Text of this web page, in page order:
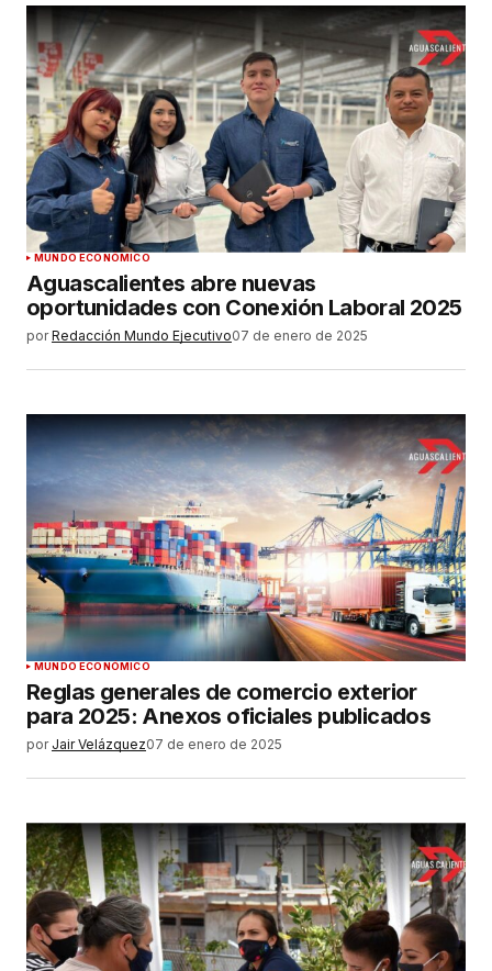
Su nombre *
Tu correo electrónico*
Guardar mi nombre, correo electrónico y sitio
web en este navegador para la próxima vez que
haga un comentario.
MUNDO ECONÓMICO
Aguascalientes abre nuevas
oportunidades con Conexión Laboral 2025
por Redacción Mundo Ejecutivo07 de enero de 2025
MUNDO ECONÓMICO
Reglas generales de comercio exterior
para 2025: Anexos oficiales publicados
por Jair Velázquez07 de enero de 2025